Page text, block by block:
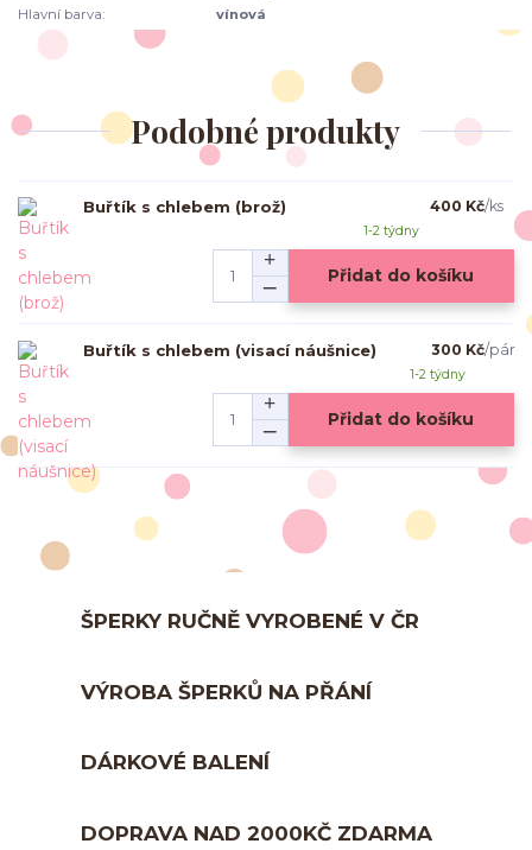
Hlavní barva:
vínová
Podobné produkty
Buřtík s chlebem (brož) 400 Kč/ks
1-2 týdny
Přidat do košíku
Buřtík s chlebem (visací náušnice) 300 Kč/pár
1-2 týdny
Přidat do košíku
ŠPERKY RUČNĚ VYROBENÉ V ČR
VÝROBA ŠPERKŮ NA PŘÁNÍ
DÁRKOVÉ BALENÍ
DOPRAVA NAD 2000KČ ZDARMA